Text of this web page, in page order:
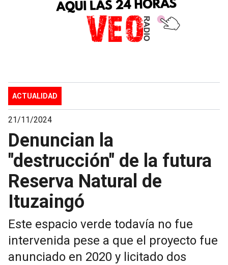
ACTUALIDAD
21/11/2024
Denuncian la
"destrucción" de la futura
Reserva Natural de
Ituzaingó
Este espacio verde todavía no fue
intervenida pese a que el proyecto fue
anunciado en 2020 y licitado dos